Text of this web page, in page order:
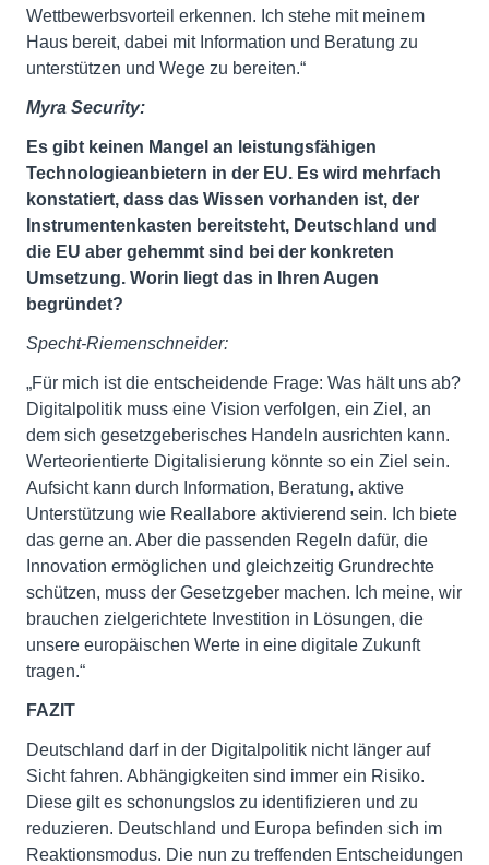
Wettbewerbsvorteil erkennen. Ich stehe mit meinem
Haus bereit, dabei mit Information und Beratung zu
unterstützen und Wege zu bereiten.“
Myra Security:
Es gibt keinen Mangel an leistungsfähigen
Technologieanbietern in der EU. Es wird mehrfach
konstatiert, dass das Wissen vorhanden ist, der
Instrumentenkasten bereitsteht, Deutschland und
die EU aber gehemmt sind bei der konkreten
Umsetzung. Worin liegt das in Ihren Augen
begründet?
Specht-Riemenschneider:
„Für mich ist die entscheidende Frage: Was hält uns ab?
Digitalpolitik muss eine Vision verfolgen, ein Ziel, an
dem sich gesetzgeberisches Handeln ausrichten kann.
Werteorientierte Digitalisierung könnte so ein Ziel sein.
Aufsicht kann durch Information, Beratung, aktive
Unterstützung wie Reallabore aktivierend sein. Ich biete
das gerne an. Aber die passenden Regeln dafür, die
Innovation ermöglichen und gleichzeitig Grundrechte
schützen, muss der Gesetzgeber machen. Ich meine, wir
brauchen zielgerichtete Investition in Lösungen, die
unsere europäischen Werte in eine digitale Zukunft
tragen.“
FAZIT
Deutschland darf in der Digitalpolitik nicht länger auf
Sicht fahren. Abhängigkeiten sind immer ein Risiko.
Diese gilt es schonungslos zu identifizieren und zu
reduzieren. Deutschland und Europa befinden sich im
Reaktionsmodus. Die nun zu treffenden Entscheidungen